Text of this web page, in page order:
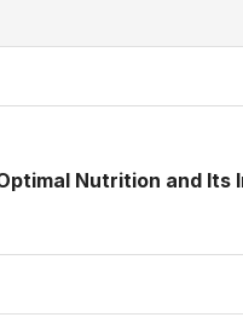
Nutrition and Its